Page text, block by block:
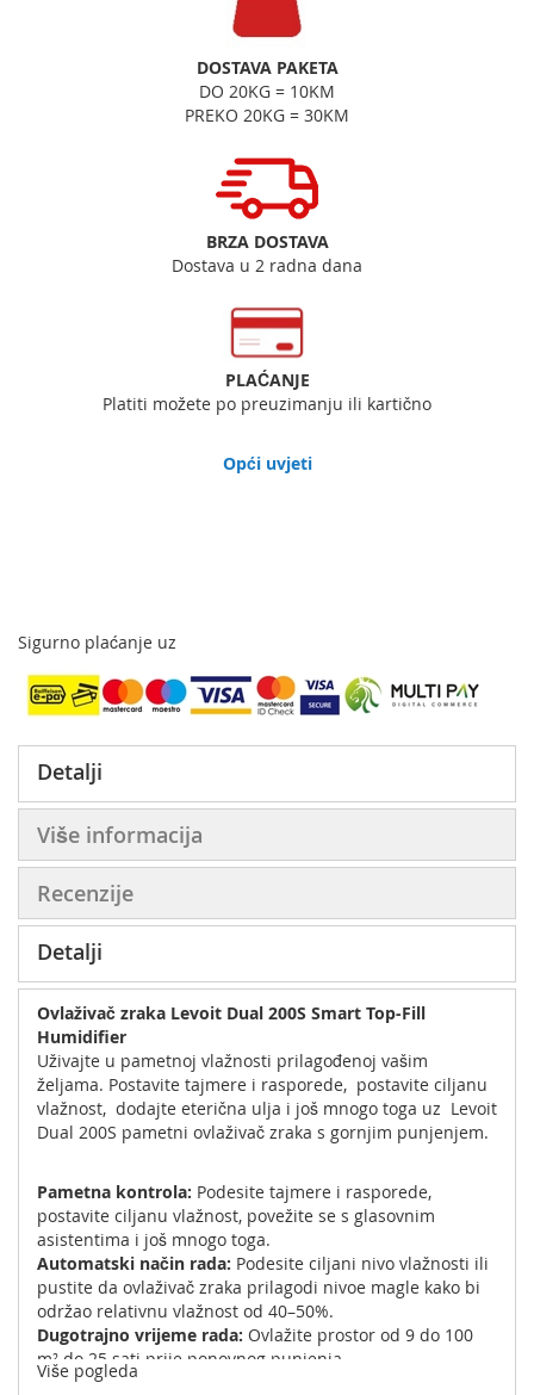
DOSTAVA PAKETA
DO 20KG = 10KM
PREKO 20KG = 30KM
BRZA DOSTAVA
Dostava u 2 radna dana
PLAĆANJE
Platiti možete po preuzimanju ili kartično
Opći uvjeti
Sigurno plaćanje uz
Detalji
Više informacija
Recenzije
Detalji
Ovlaživač zraka Levoit Dual 200S Smart Top-Fill
Humidifier
Uživajte u pametnoj vlažnosti prilagođenoj vašim
željama. Postavite tajmere i rasporede, postavite ciljanu
vlažnost, dodajte eterična ulja i još mnogo toga uz Levoit
Dual 200S pametni ovlaživač zraka s gornjim punjenjem.
Pametna kontrola: Podesite tajmere i rasporede,
postavite ciljanu vlažnost, povežite se s glasovnim
asistentima i još mnogo toga.
Automatski način rada: Podesite ciljani nivo vlažnosti ili
pustite da ovlaživač zraka prilagodi nivoe magle kako bi
održao relativnu vlažnost od 40–50%.
Dugotrajno vrijeme rada: Ovlažite prostor od 9 do 100
m² do 25 sati prije ponovnog punjenja.
Aromaterapija:
Više pogleda